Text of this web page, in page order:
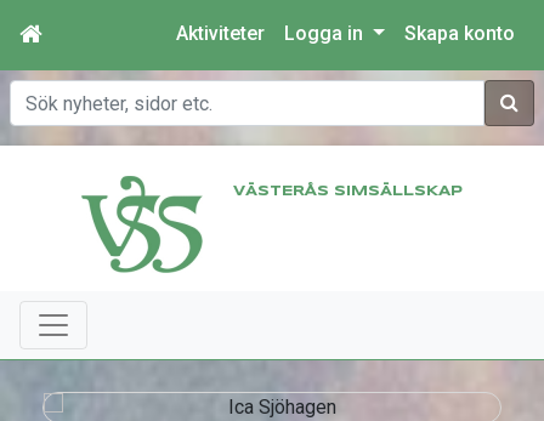
Aktiviteter Logga in Skapa konto
Sök
VÄSTERÅS SIMSÄLLSKAP